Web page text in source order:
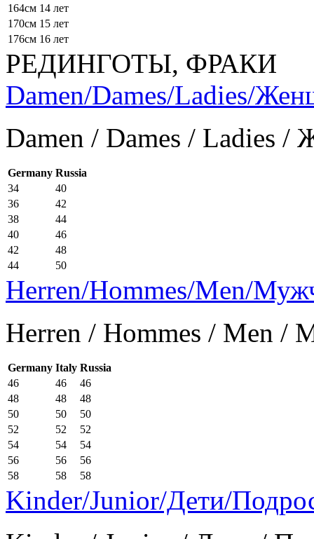
164см 14 лет
170см 15 лет
176см 16 лет
РЕДИНГОТЫ, ФРАКИ
Damen/Dames/Ladies/
Damen / Dames / Ladies
Germany Russia
34
40
36
42
38
44
40
46
42
48
44
50
Herren/Hommes/Men/
Herren / Hommes / Men /
Germany Italy Russia
46
46
46
48
48
48
50
50
50
52
52
52
54
54
54
56
56
56
58
58 58
Kinder/Junior/Дети/